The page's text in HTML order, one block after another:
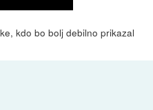
kdo bo bolj debilno prikazal